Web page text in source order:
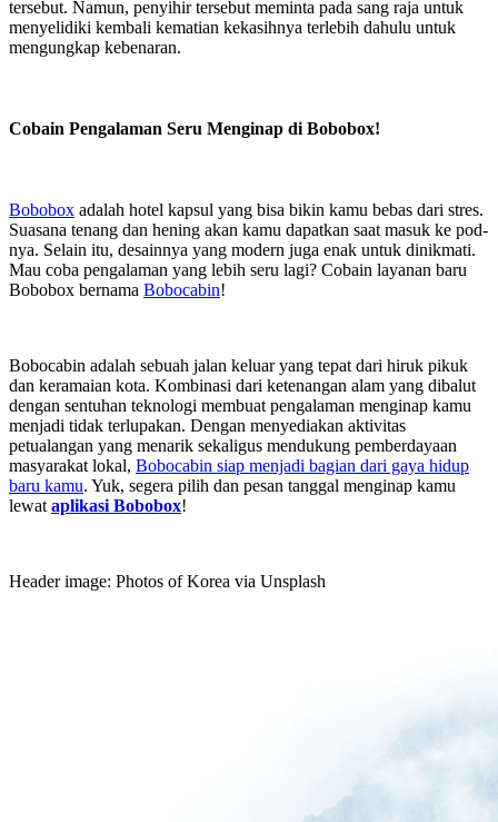
tersebut. Namun, penyihir tersebut meminta pada sang raja untuk
menyelidiki kembali kematian kekasihnya terlebih dahulu untuk
mengungkap kebenaran.
Cobain Pengalaman Seru Menginap di Bobobox!
Bobobox adalah hotel kapsul yang bisa bikin kamu bebas dari stres.
Suasana tenang dan hening akan kamu dapatkan saat masuk ke pod-
nya. Selain itu, desainnya yang modern juga enak untuk dinikmati.
Mau coba pengalaman yang lebih seru lagi? Cobain layanan baru
Bobobox bernama Bobocabin!
Bobocabin adalah sebuah jalan keluar yang tepat dari hiruk pikuk
dan keramaian kota. Kombinasi dari ketenangan alam yang dibalut
dengan sentuhan teknologi membuat pengalaman menginap kamu
menjadi tidak terlupakan. Dengan menyediakan aktivitas
petualangan yang menarik sekaligus mendukung pemberdayaan
masyarakat lokal, Bobocabin siap menjadi bagian dari gaya hidup
baru kamu. Yuk, segera pilih dan pesan tanggal menginap kamu
lewat aplikasi Bobobox!
Header image: Photos of Korea via Unsplash